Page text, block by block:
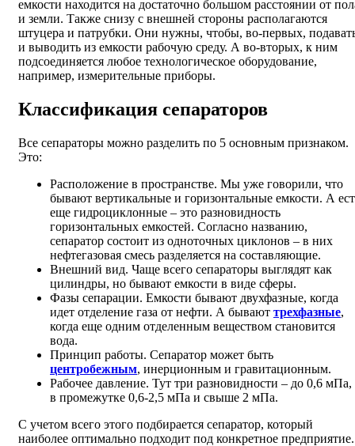
емкости находится на достаточно большом расстоянии от
и земли. Также снизу с внешней стороны располагаются
штуцера и патрубки. Они нужны, чтобы, во-первых,
и выводить из емкости рабочую среду. А во-вторых, к ним
подсоединяется любое технологическое оборудование,
например, измерительные приборы.
Классификация сепараторов
Все сепараторы можно разделить по 5 основным признаком.
Это:
Расположение в пространстве. Мы уже говорили, что
бывают вертикальные и горизонтальные емкости. А
еще гидроциклонные – это разновидность
горизонтальных емкостей. Согласно названию,
сепаратор состоит из одноточных циклонов – в них
нефтегазовая смесь разделяется на составляющие.
Внешний вид. Чаще всего сепараторы выглядят как
цилиндры, но бывают емкости в виде сферы.
Фазы сепарации. Емкости бывают двухфазные, когда
идет отделение газа от нефти. А бывают трехфазные,
когда еще одним отделенным веществом становится
вода.
Принцип работы. Сепаратор может быть
центробежным, инерционным и гравитационным.
Рабочее давление. Тут три разновидности – до 0,6 мПа,
в промежутке 0,6-2,5 мПа и свыше 2 мПа.
С учетом всего этого подбирается сепаратор, который
наиболее оптимально подходит под конкретное предприятие.